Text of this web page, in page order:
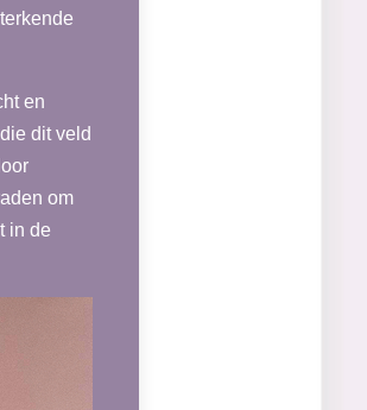
en
dit veld
om
in de